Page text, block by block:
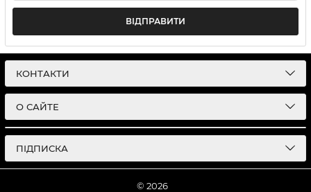
ВІДПРАВИТИ
КОНТАКТИ
О САЙТЕ
ПІДПИСКА
© 2026